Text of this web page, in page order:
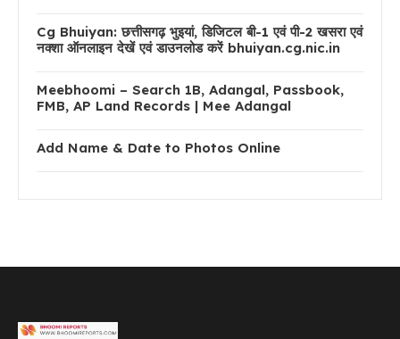
Cg Bhuiyan: छत्तीसगढ़ भुइयां, डिजिटल बी-1 एवं पी-2 खसरा एवं
नक्शा ऑनलाइन देखें एवं डाउनलोड करें bhuiyan.cg.nic.in
Meebhoomi – Search 1B, Adangal, Passbook,
FMB, AP Land Records | Mee Adangal
Add Name & Date to Photos Online